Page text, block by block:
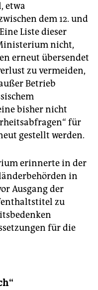
etwa
dem 12. und
Liste dieser
nicht,
erneut übersendet
zu vermeiden,
Betrieb
bisher nicht
für
gestellt werden.
erinnerte in der
in
Ausgang der
zu
für die